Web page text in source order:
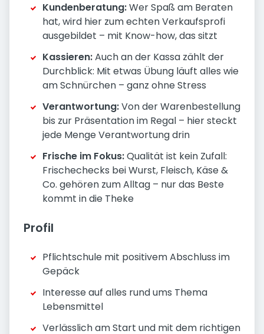
Kundenberatung:Wer Spaß am Beraten
hat, wird hier zum echten Verkaufsprofi
ausgebildet – mit Know-how, das sitzt
Kassieren:Auch an der Kassa zählt der
Durchblick: Mit etwas Übung läuft alles wie
am Schnürchen – ganz ohne Stress
Verantwortung:Von der Warenbestellung
bis zur Präsentation im Regal – hier steckt
jede Menge Verantwortung drin
Frische im Fokus:Qualität ist kein Zufall:
Frischechecks bei Wurst, Fleisch, Käse &
Co. gehören zum Alltag – nur das Beste
kommt in die Theke
Profil
Pflichtschule mit positivem Abschluss im
Gepäck
Interesse auf alles rund ums Thema
Lebensmittel
Verlässlich am Start und mit dem richtigen